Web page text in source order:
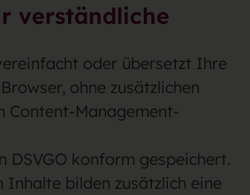
verständliche
oder übersetzt Ihre
ohne zusätzlichen
Content-Management-
DSVGO konform gespeichert.
Inhalte bilden zusätzlich eine